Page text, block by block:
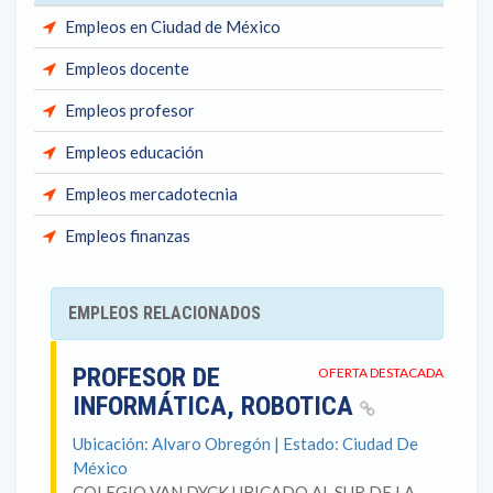
Empleos en Ciudad de México
Empleos docente
Empleos profesor
Empleos educación
Empleos mercadotecnia
Empleos finanzas
EMPLEOS RELACIONADOS
OFERTA DESTACADA
PROFESOR DE
INFORMÁTICA, ROBOTICA
Ubicación: Alvaro Obregón | Estado: Ciudad De
México